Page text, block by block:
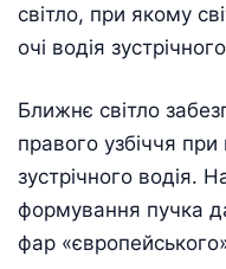
світло, при якому
очі водія
Ближнє світло
правого узбіччя при
зустрічного водія.
формування пучка
фар